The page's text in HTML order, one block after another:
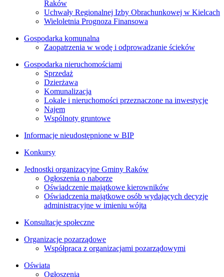
Raków
Uchwały Regionalnej Izby Obrachunkowej w Kielcach
Wieloletnia Prognoza Finansowa
Gospodarka komunalna
Zaopatrzenia w wodę i odprowadzanie ścieków
Gospodarka nieruchomościami
Sprzedaż
Dzierżawa
Komunalizacja
Lokale i nieruchomości przeznaczone na inwestycje
Najem
Wspólnoty gruntowe
Informacje nieudostępnione w BIP
Konkursy
Jednostki organizacyjne Gminy Raków
Ogłoszenia o naborze
Oświadczenie majątkowe kierowników
Oświadczenia majątkowe osób wydających decyzje
administracyjne w imieniu wójta
Konsultacje społeczne
Organizacje pozarządowe
Współpraca z organizacjami pozarządowymi
Oświata
Ogłoszenia